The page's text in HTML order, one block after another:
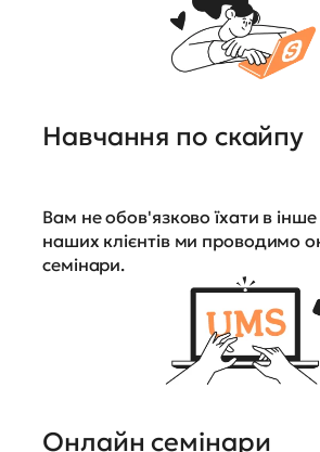
Навчання по скайпу
Вам не обов'язково їхати в інше
наших клієнтів ми проводимо
семінари.
Онлайн семінари